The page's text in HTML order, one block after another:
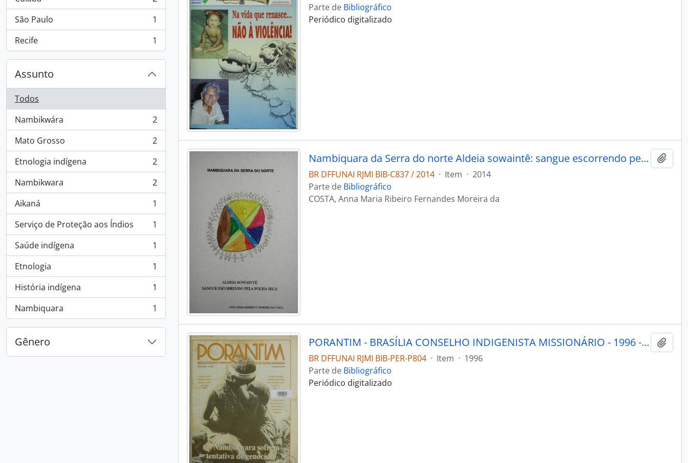
, 2 resultados
São Paulo
, 1 resultados
1
Recife
, 1 resultados 1
Assunto
Todos
Nambikwára
, 2 resultados
2
Mato Grosso
, 2 resultados
2
Etnologia indígena
, 2 resultados
2
Nambikwara
, 2 resultados
2
Aikaná
, 1 resultados
1
Serviço de Proteção aos Índios
, 1 resultados
1
Saúde indígena
, 1 resultados
1
Etnologia
, 1 resultados
1
História indígena
, 1 resultados
1
Nambiquara
, 1 resultados 1
Gênero
Parte de Bibliográfico
Periódico digitalizado
Nambiquara da Serra do norte Aldeia sowaintê: sangue escorrendo pela folha seca
BR DFFUNAI RJMI BIB-C837 / 2014 · Item · 2014
Parte de Bibliográfico
COSTA, Anna Maria Ribeiro Fernandes Moreira da
PORANTIM - BRASÍLIA CONSELHO INDIGENISTA MISSIONÁRIO - 1996 - Nº190
BR DFFUNAI RJMI BIB-PER-P804 · Item · 1996
Parte de Bibliográfico
Periódico digitalizado